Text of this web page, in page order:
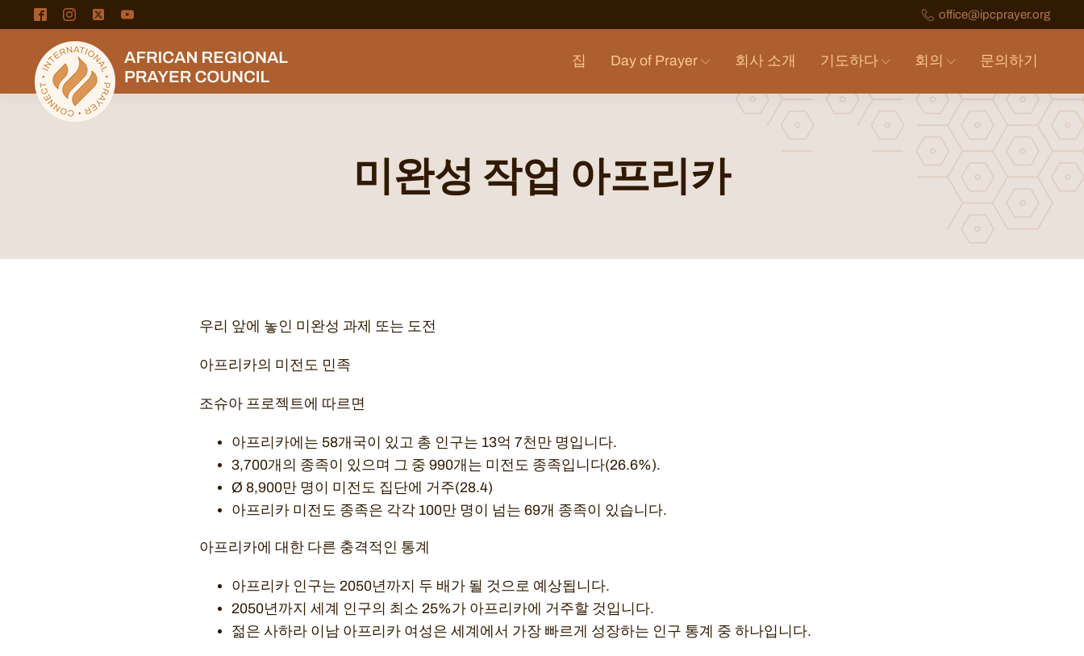
office@ipcprayer.org
집 Day of Prayer 회사 소개 기도하다 회의 문의하기
미완성 작업 아프리카
우리 앞에 놓인 미완성 과제 또는 도전
아프리카의 미전도 민족
조슈아 프로젝트에 따르면
아프리카에는 58개국이 있고 총 인구는 13억 7천만 명입니다.
3,700개의 종족이 있으며 그 중 990개는 미전도 종족입니다(26.6%).
Ø 8,900만 명이 미전도 집단에 거주(28.4)
아프리카 미전도 종족은 각각 100만 명이 넘는 69개 종족이 있습니다.
아프리카에 대한 다른 충격적인 통계
아프리카 인구는 2050년까지 두 배가 될 것으로 예상됩니다.
2050년까지 세계 인구의 최소 25%가 아프리카에 거주할 것입니다.
젊은 사하라 이남 아프리카 여성은 세계에서 가장 빠르게 성장하는 인구 통계 중 하나입니다.